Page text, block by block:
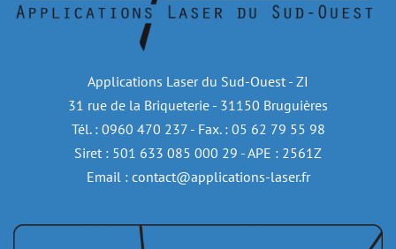
Applications Laser du Sud-Ouest - ZI
31 rue de la Briqueterie - 31150 Bruguières
Tél. : 0960 470 237 - Fax. : 05 62 79 55 98
Siret : 501 633 085 000 29 - APE : 2561Z
Email : contact@applications-laser.fr